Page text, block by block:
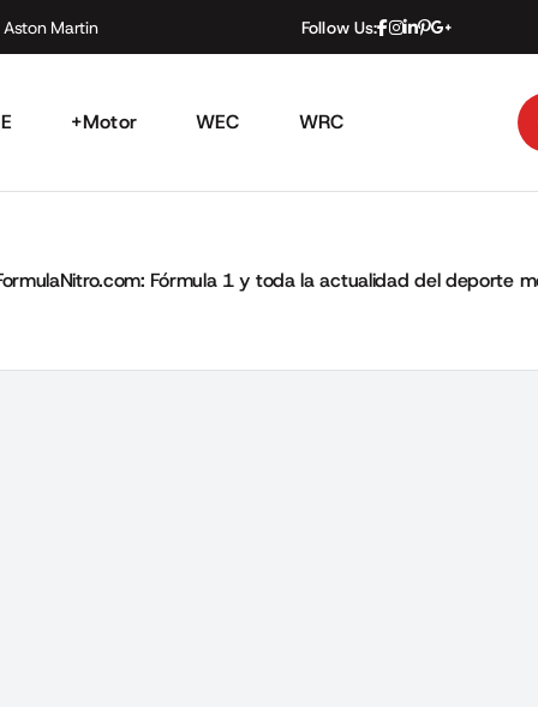
Martin Follow Us:
+Motor WEC WRC
Fórmula 1 y toda la actualidad del deporte